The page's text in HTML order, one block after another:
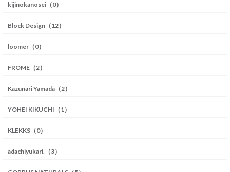
kijinokanosei（0）
Block Design（12）
loomer（0）
FROME（2）
Kazunari Yamada（2）
YOHEI KIKUCHI（1）
KLEKKS（0）
adachiyukari.（3）